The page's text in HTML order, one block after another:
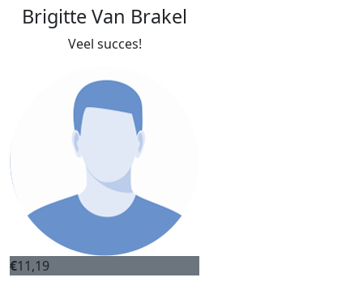
Brigitte Van Brakel
Veel succes!
€11,19